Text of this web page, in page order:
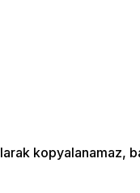
kopyalanamaz,